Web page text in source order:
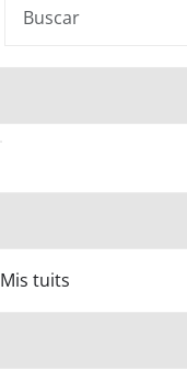
Mis tuits